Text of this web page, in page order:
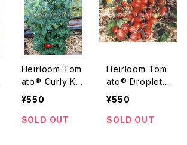
Heirloom Tom
ato® Curly Kal
ey エアルーム・
ー・ケイリー
¥550
SOLD OUT
Heirloom Tom
ato® Droplet
エアルーム・トマ
ト
¥550
SOLD OUT